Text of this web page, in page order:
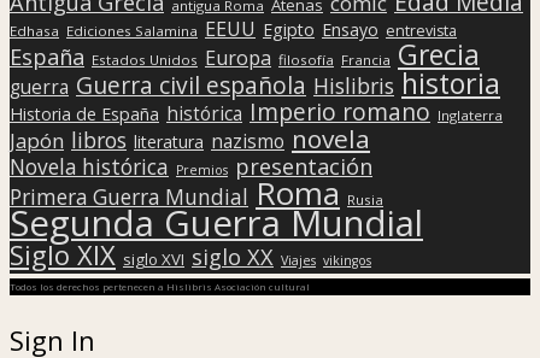
antigua Roma
Edhasa Ediciones Salamina EEUU Egipto Ensayo entrevista
España Estados Unidos Europa filosofía Francia Grecia
guerra Guerra civil española Hislibris historia
Historia de España histórica Imperio romano Inglaterra
Japón libros literatura nazismo novela
Novela histórica Premios presentación
Primera Guerra Mundial Roma Rusia
Segunda Guerra Mundial
Siglo XIX siglo XVI siglo XX Viajes vikingos
Todos los derechos pertenecen a Hislibris Asociación cultural
Sign In